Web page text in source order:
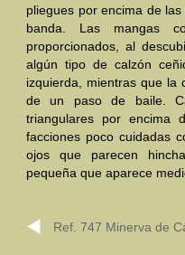
Referencias
Musée Départemental
NOTICIAS
BUSCAR
pliegues por encima de
banda. Las mangas
proporcionados, al
algún tipo de calzón
izquierda, mientras que la
de un paso de baile.
triangulares por encima
facciones poco cuidadas
ojos que parecen
pequeña que aparece
Ref. 747 Minerva de